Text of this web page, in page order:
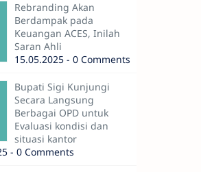
Rebranding Akan
Berdampak pada
Keuangan ACES, Inilah
Saran Ahli
15.05.2025 - 0 Comments
Bupati Sigi Kunjungi
Secara Langsung
Berbagai OPD untuk
Evaluasi kondisi dan
situasi kantor
- 0 Comments